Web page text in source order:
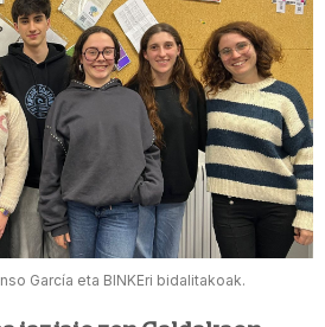
García eta BINKEri bidalitakoak.